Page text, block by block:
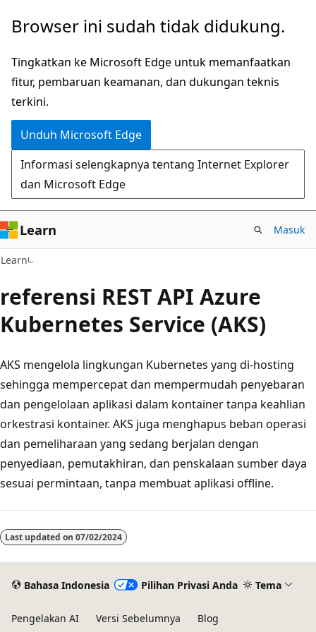
Lompati
konten
utama
Browser ini sudah tidak didukung.
Tingkatkan ke Microsoft Edge untuk memanfaatkan
fitur, pembaruan keamanan, dan dukungan teknis
terkini.
Unduh Microsoft Edge
Informasi selengkapnya tentang Internet Explorer
dan Microsoft Edge
Learn Masuk
Learn
referensi REST API Azure
Kubernetes Service (AKS)
AKS mengelola lingkungan Kubernetes yang di-hosting
sehingga mempercepat dan mempermudah penyebaran
dan pengelolaan aplikasi dalam kontainer tanpa keahlian
orkestrasi kontainer. AKS juga menghapus beban operasi
dan pemeliharaan yang sedang berjalan dengan
penyediaan, pemutakhiran, dan penskalaan sumber daya
sesuai permintaan, tanpa membuat aplikasi offline.
dinonaktifkan
Last updated on 07/02/2024
Bahasa Indonesia Pilihan Privasi Anda Tema
Pengelakan AI Versi Sebelumnya
Blog